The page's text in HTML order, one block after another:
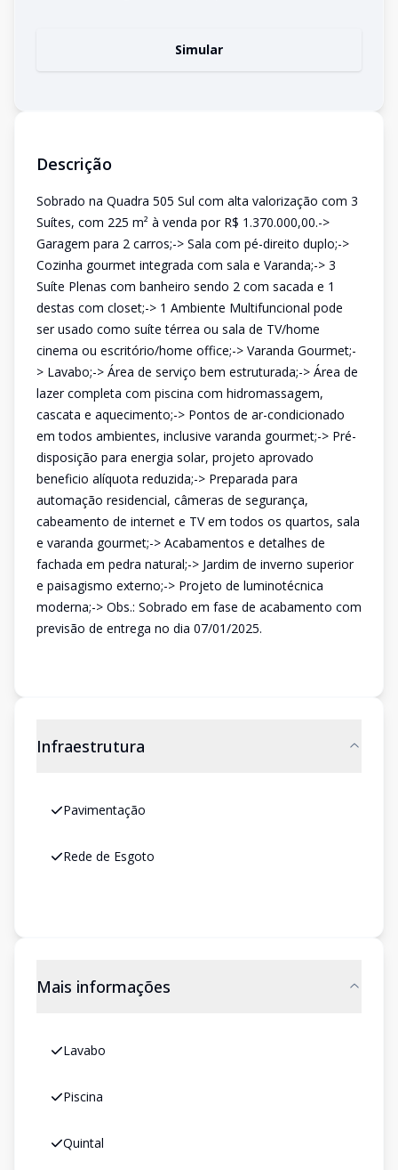
Simular
Descrição
Sobrado na Quadra 505 Sul com alta valorização com 3
Suítes, com 225 m² à venda por R$ 1.370.000,00.->
Garagem para 2 carros;-> Sala com pé-direito duplo;->
Cozinha gourmet integrada com sala e Varanda;-> 3
Suíte Plenas com banheiro sendo 2 com sacada e 1
destas com closet;-> 1 Ambiente Multifuncional pode
ser usado como suíte térrea ou sala de TV/home
cinema ou escritório/home office;-> Varanda Gourmet;-
> Lavabo;-> Área de serviço bem estruturada;-> Área de
lazer completa com piscina com hidromassagem,
cascata e aquecimento;-> Pontos de ar-condicionado
em todos ambientes, inclusive varanda gourmet;-> Pré-
disposição para energia solar, projeto aprovado
beneficio alíquota reduzida;-> Preparada para
automação residencial, câmeras de segurança,
cabeamento de internet e TV em todos os quartos, sala
e varanda gourmet;-> Acabamentos e detalhes de
fachada em pedra natural;-> Jardim de inverno superior
e paisagismo externo;-> Projeto de luminotécnica
moderna;-> Obs.: Sobrado em fase de acabamento com
previsão de entrega no dia 07/01/2025.
Infraestrutura
Pavimentação
Rede de Esgoto
Mais informações
Lavabo
Piscina
Quintal